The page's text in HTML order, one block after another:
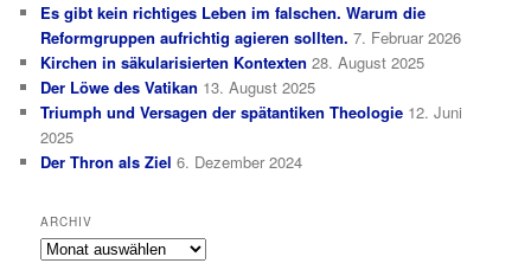
Es gibt kein richtiges Leben im falschen. Warum die
Reformgruppen aufrichtig agieren sollten. 7. Februar 2026
Kirchen in säkularisierten Kontexten 28. August 2025
Der Löwe des Vatikan 13. August 2025
Triumph und Versagen der spätantiken Theologie 12. Juni
2025
Der Thron als Ziel 6. Dezember 2024
ARCHIV
Archiv